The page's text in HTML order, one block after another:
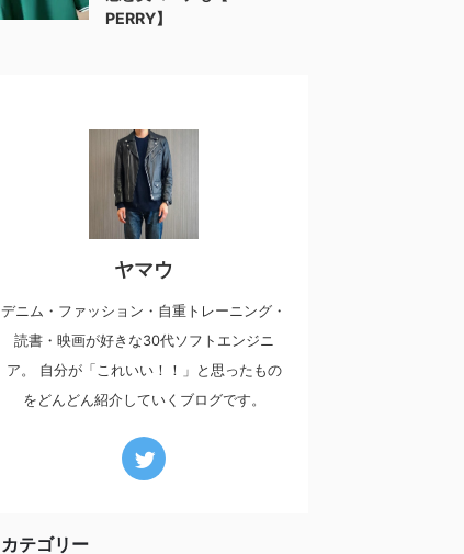
PERRY】
ヤマウ
デニム・ファッション・自重トレーニング・
読書・映画が好きな30代ソフトエンジニ
ア。 自分が「これいい！！」と思ったもの
をどんどん紹介していくブログです。
カテゴリー